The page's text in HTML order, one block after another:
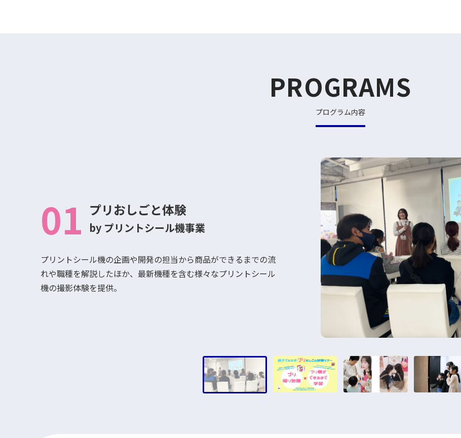
PROGRAMS
プログラム内容
01 プリおしごと体験
by プリントシール機事業
プリントシール機の企画や開発の担当から商品ができるまでの流
れや職種を解説したほか、最新機種を含む様々なプリントシール
機の撮影体験を提供。